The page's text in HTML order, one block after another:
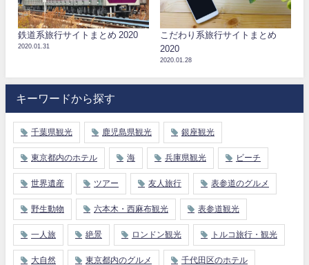
鉄道系旅行サイトまとめ 2020
2020.01.31
こだわり系旅行サイトまとめ
2020
2020.01.28
キーワードから探す
千葉県観光 鹿児島県観光 銀座観光
東京都内のホテル 海 兵庫県観光 ビーチ
世界遺産 ツアー 友人旅行 表参道のグルメ
野生動物 六本木・西麻布観光 表参道観光
一人旅 絶景 ロンドン観光 トルコ旅行・観光
大自然 東京都内のグルメ 千代田区のホテル